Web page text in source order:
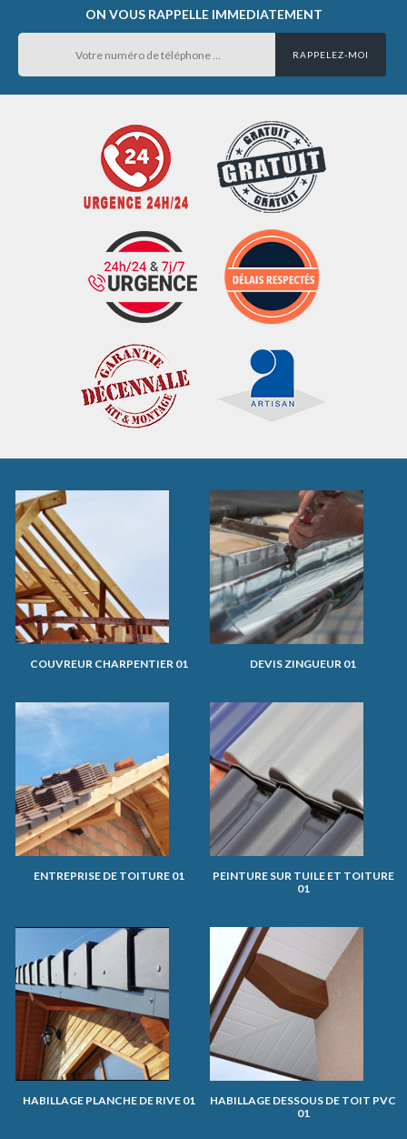
ON VOUS RAPPELLE IMMEDIATEMENT
COUVREUR CHARPENTIER 01 DEVIS ZINGUEUR 01
ENTREPRISE DE TOITURE 01
PEINTURE SUR TUILE ET TOITURE
01
HABILLAGE PLANCHE DE RIVE 01
HABILLAGE DESSOUS DE TOIT PVC
01